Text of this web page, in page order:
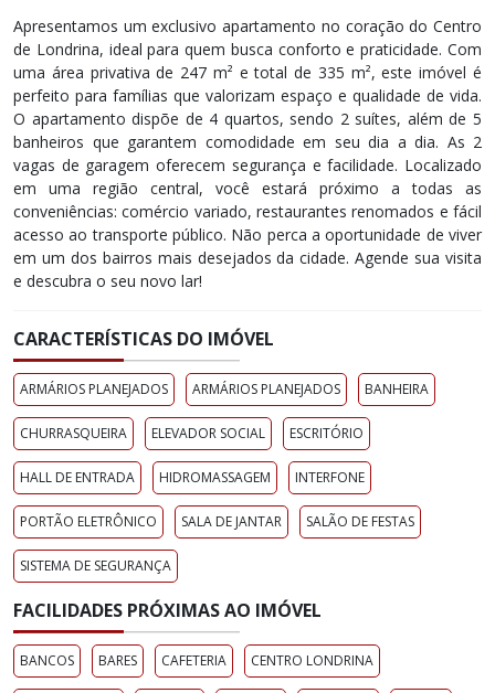
Apresentamos um exclusivo apartamento no coração do Centro
de Londrina, ideal para quem busca conforto e praticidade. Com
uma área privativa de 247 m² e total de 335 m², este imóvel é
perfeito para famílias que valorizam espaço e qualidade de vida.
O apartamento dispõe de 4 quartos, sendo 2 suítes, além de 5
banheiros que garantem comodidade em seu dia a dia. As 2
vagas de garagem oferecem segurança e facilidade. Localizado
em uma região central, você estará próximo a todas as
conveniências: comércio variado, restaurantes renomados e fácil
acesso ao transporte público. Não perca a oportunidade de viver
em um dos bairros mais desejados da cidade. Agende sua visita
e descubra o seu novo lar!
CARACTERÍSTICAS DO IMÓVEL
ARMÁRIOS PLANEJADOS ARMÁRIOS PLANEJADOS BANHEIRA
CHURRASQUEIRA ELEVADOR SOCIAL ESCRITÓRIO
HALL DE ENTRADA HIDROMASSAGEM INTERFONE
PORTÃO ELETRÔNICO SALA DE JANTAR SALÃO DE FESTAS
SISTEMA DE SEGURANÇA
FACILIDADES PRÓXIMAS AO IMÓVEL
BANCOS BARES CAFETERIA CENTRO LONDRINA